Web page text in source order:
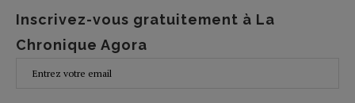
Inscrivez-vous gratuitement à La
Chronique Agora